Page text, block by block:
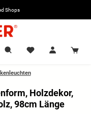
Shops
Holzdekor,
98cm Länge